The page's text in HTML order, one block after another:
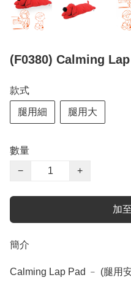
(F0380) Calming
款式
腿用細 腿用大
數量
−
+
加
簡介
Calming Lap Pad ﹣ (腿用